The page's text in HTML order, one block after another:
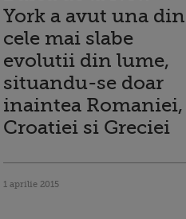
York a avut una din
cele mai slabe
evolutii din lume,
situandu-se doar
inaintea Romaniei,
Croatiei si Greciei
1 aprilie 2015